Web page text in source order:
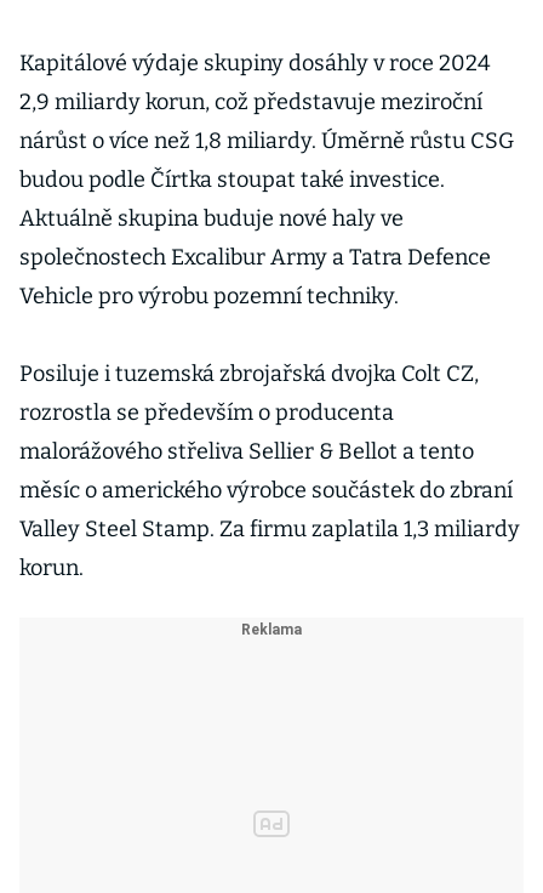
Kapitálové výdaje skupiny dosáhly v roce 2024
2,9 miliardy korun, což představuje meziroční
nárůst o více než 1,8 miliardy. Úměrně růstu CSG
budou podle Čírtka stoupat také investice.
Aktuálně skupina buduje nové haly ve
společnostech Excalibur Army a Tatra Defence
Vehicle pro výrobu pozemní techniky.
Posiluje i tuzemská zbrojařská dvojka Colt CZ,
rozrostla se především o producenta
malorážového střeliva Sellier & Bellot a tento
měsíc o amerického výrobce součástek do zbraní
Valley Steel Stamp. Za firmu zaplatila 1,3 miliardy
korun.